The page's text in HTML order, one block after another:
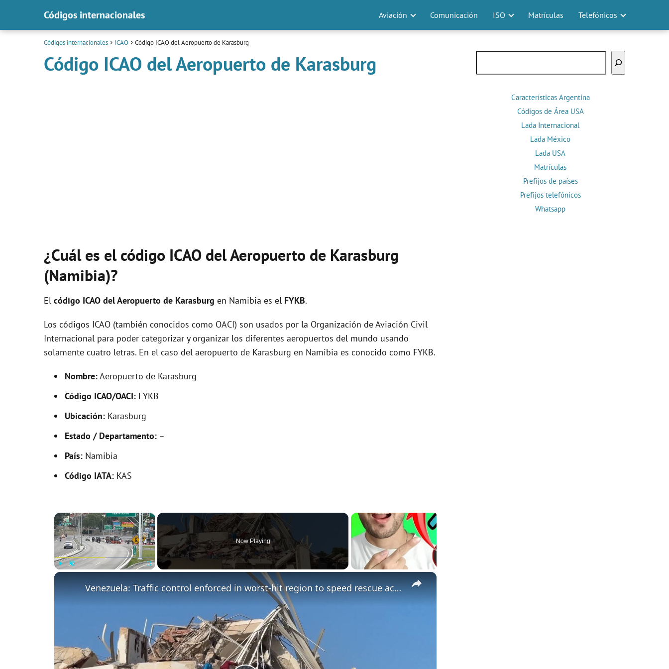
Códigos internacionales Aviación Comunicación ISO Matrículas Telefónicos
Códigos internacionales ICAO Código ICAO del Aeropuerto de Karasburg
Código ICAO del Aeropuerto de Karasburg
¿Cuál es el código ICAO del Aeropuerto de Karasburg
(Namibia)?
El código ICAO delAeropuerto de Karasburg en Namibia es el FYKB.
Los códigos ICAO (también conocidos como OACI) son usados por la Organización de Aviación Civil
Internacional para poder categorizar y organizar los diferentes aeropuertos del mundo usando
solamente cuatro letras. En el caso del aeropuerto de Karasburg en Namibia es conocido como FYKB.
Nombre:Aeropuerto de Karasburg
Código ICAO/OACI: FYKB
Ubicación: Karasburg
Estado / Departamento: –
País: Namibia
Código IATA: KAS
×
Now Playing
×
Venezuela: Traffic control enforced in worst-hit region to speed rescue access after earthquakes.
Características Argentina
Códigos de Área USA
Lada Internacional
Lada México
Lada USA
Matrículas
Prefijos de países
Prefijos telefónicos
Whatsapp